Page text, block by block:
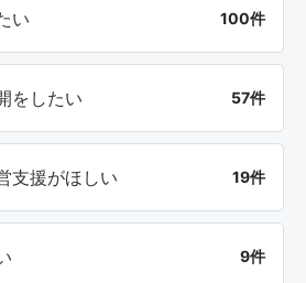
い 100件
をしたい 57件
支援がほしい 19件
9件